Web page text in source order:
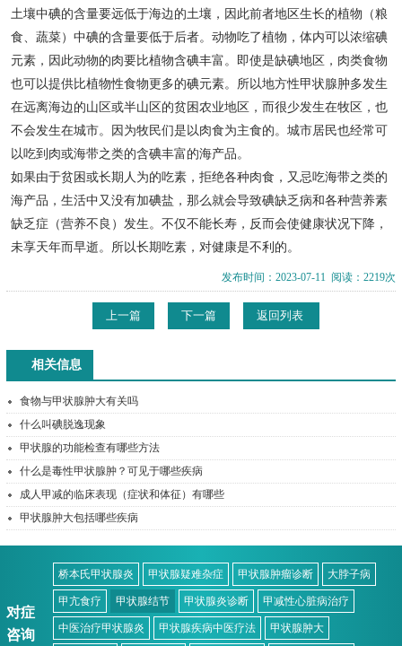
土壤中碘的含量要远低于海边的土壤，因此前者地区生长的植物（粮
食、蔬菜）中碘的含量要低于后者。动物吃了植物，体内可以浓缩碘
元素，因此动物的肉要比植物含碘丰富。即使是缺碘地区，肉类食物
也可以提供比植物性食物更多的碘元素。所以地方性甲状腺肿多发生
在远离海边的山区或半山区的贫困农业地区，而很少发生在牧区，也
不会发生在城市。因为牧民们是以肉食为主食的。城市居民也经常可
以吃到肉或海带之类的含碘丰富的海产品。
如果由于贫困或长期人为的吃素，拒绝各种肉食，又忌吃海带之类的
海产品，生活中又没有加碘盐，那么就会导致碘缺乏病和各种营养素
缺乏症（营养不良）发生。不仅不能长寿，反而会使健康状况下降，
未享天年而早逝。所以长期吃素，对健康是不利的。
发布时间：2023-07-11 阅读：2219次
上一篇 下一篇 返回列表
相关信息
食物与甲状腺肿大有关吗
什么叫碘脱逸现象
甲状腺的功能检查有哪些方法
什么是毒性甲状腺肿？可见于哪些疾病
成人甲减的临床表现（症状和体征）有哪些
甲状腺肿大包括哪些疾病
对症
咨询
桥本氏甲状腺炎 甲状腺疑难杂症 甲状腺肿瘤诊断 大脖子病
甲亢食疗 甲状腺结节 甲状腺炎诊断 甲减性心脏病治疗
中医治疗甲状腺炎 甲状腺疾病中医疗法 甲状腺肿大